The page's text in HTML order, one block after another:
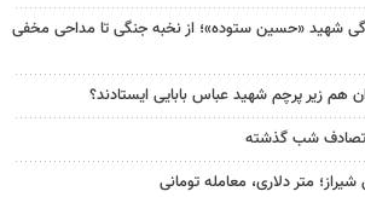
شهید «حسین ستوده»؛ از نخبه جنگی تا مداحی مخفی
هم زیر پرچم شهید عباس بابایی ایستادند؟
متر دلاری، معامله تومانی